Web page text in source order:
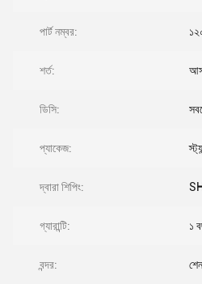
পার্ট নম্বর:
শর্ত:
ডিসি:
প্যাকেজ:
দ্বারা শিপিং:
গ্যারান্টি: ১
বন্দর: